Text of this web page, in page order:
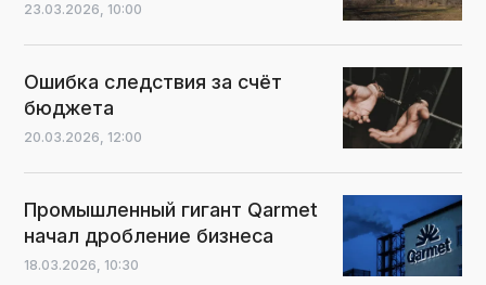
23.03.2026, 10:00
Ошибка следствия за счёт
бюджета
20.03.2026, 12:00
Промышленный гигант Qarmet
начал дробление бизнеса
18.03.2026, 10:30